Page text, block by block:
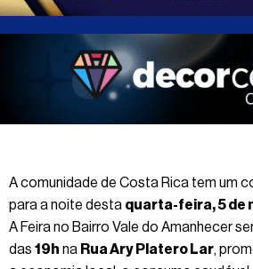
A comunidade de Costa Rica tem um
para a noite desta quarta-feira, 5 de
A Feira no Bairro Vale do Amanhecer
das 19h na Rua Ary Platero Lar,